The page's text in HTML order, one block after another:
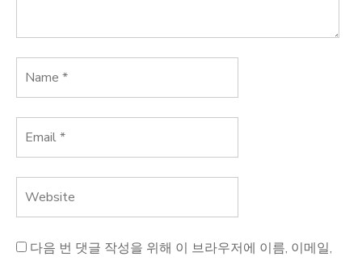
다음 번 댓글 작성을 위해 이 브라우저에 이름, 이메일,